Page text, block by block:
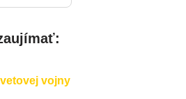
vojny